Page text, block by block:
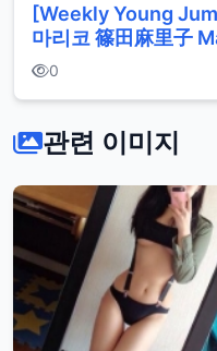
[Weekly Young Jump] 2013 No.03-04
마리코 篠田麻里子
0
관련 이미지